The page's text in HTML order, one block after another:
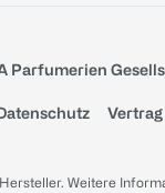
Parfumerien
Weitere